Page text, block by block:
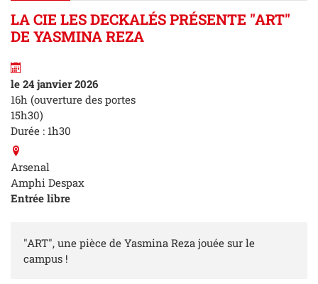
LA CIE LES DECKALÉS PRÉSENTE "ART"
DE YASMINA REZA
le 24 janvier 2026
16h (ouverture des portes
15h30)
Durée : 1h30
Arsenal
Amphi Despax
Entrée libre
"ART", une pièce de Yasmina Reza jouée sur le
campus !